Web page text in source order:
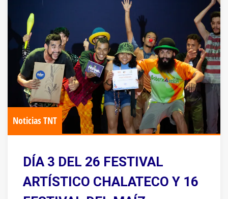
Noticias TNT
DÍA 3 DEL 26 FESTIVAL
ARTÍSTICO CHALATECO Y 16